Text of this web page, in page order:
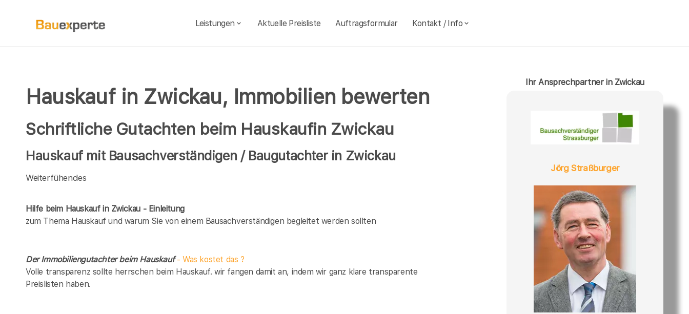
Leistungen Aktuelle Preisliste Auftragsformular Kontakt / Info
Hauskauf in Zwickau, Immobilien bewerten
Schriftliche Gutachten beim Hauskaufin Zwickau
Hauskauf mit Bausachverständigen / Baugutachter in Zwickau
Weiterfühendes
Hilfe beim Hauskauf in Zwickau - Einleitung
zum Thema Hauskauf und warum Sie von einem Bausachverständigen begleitet werden sollten
Der Immobiliengutachter beim Hauskauf- Was kostet das ?
Volle transparenz sollte herrschen beim Hauskauf. wir fangen damit an, indem wir ganz klare transparente
Preislisten haben.
Ihr Ansprechpartner in Zwickau
Jörg Straßburger